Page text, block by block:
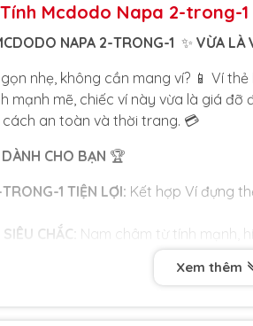
Mcdodo Napa 2-trong-
NAPA 2-TRONG-1 ✨ VỪA LÀ
nhẹ, không cần mang ví? 📱 Ví
mạnh mẽ, chiếc ví này vừa là giá
cách an toàn và thời trang. 💳
CHO BẠN 🏆
1 TIỆN LỢI: Kết hợp Ví đựng
CHẮC: Nam châm từ tính mạnh,
Bề mặt vải dệt và da
6 THẺ:Dễ dàng mang theo thẻ tín
Xem thêm